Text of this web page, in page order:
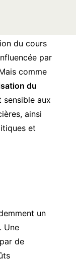
dans un
du cours
par
comme
du
sensible aux
ainsi
et
un
Une
de